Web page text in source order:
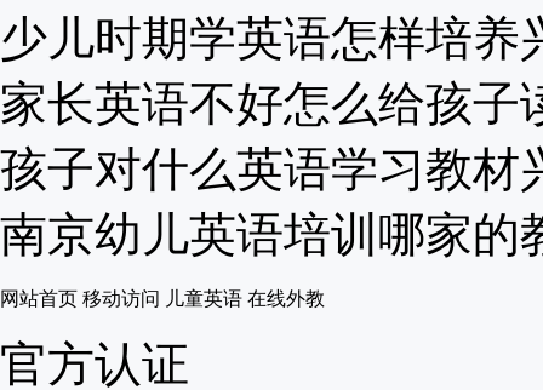
少儿时期学英语怎样培养
家长英语不好怎么给孩子
孩子对什么英语学习教材
南京幼儿英语培训哪家的
网站首页 移动访问 儿童英语 在线外教
官方认证